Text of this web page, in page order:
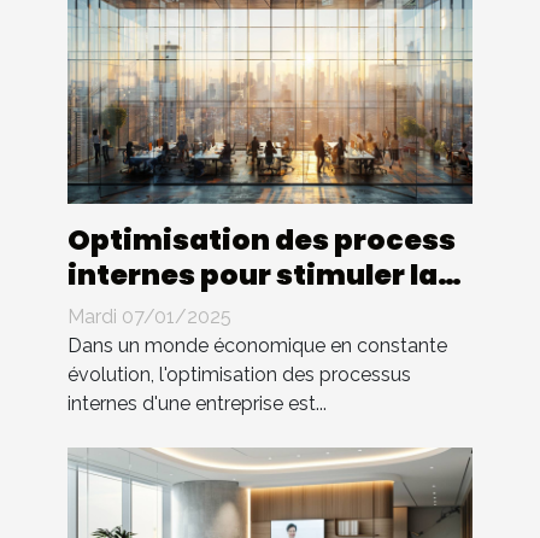
Optimisation des process
internes pour stimuler la
croissance d'entreprise
Mardi 07/01/2025
Dans un monde économique en constante
évolution, l'optimisation des processus
internes d'une entreprise est...